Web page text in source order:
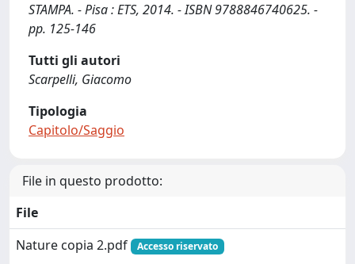
STAMPA. - Pisa : ETS, 2014. - ISBN 9788846740625. -
pp. 125-146
Tutti gli autori
Scarpelli, Giacomo
Tipologia
Capitolo/Saggio
File in questo prodotto:
File
Nature copia 2.pdf
Accesso riservato